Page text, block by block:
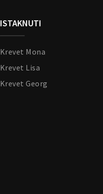
ISTAKNUTI
Krevet Mona
Krevet Lisa
Krevet Georg